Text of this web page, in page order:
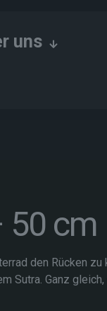
uns
50 cm
den Rücken zu
Sutra. Ganz